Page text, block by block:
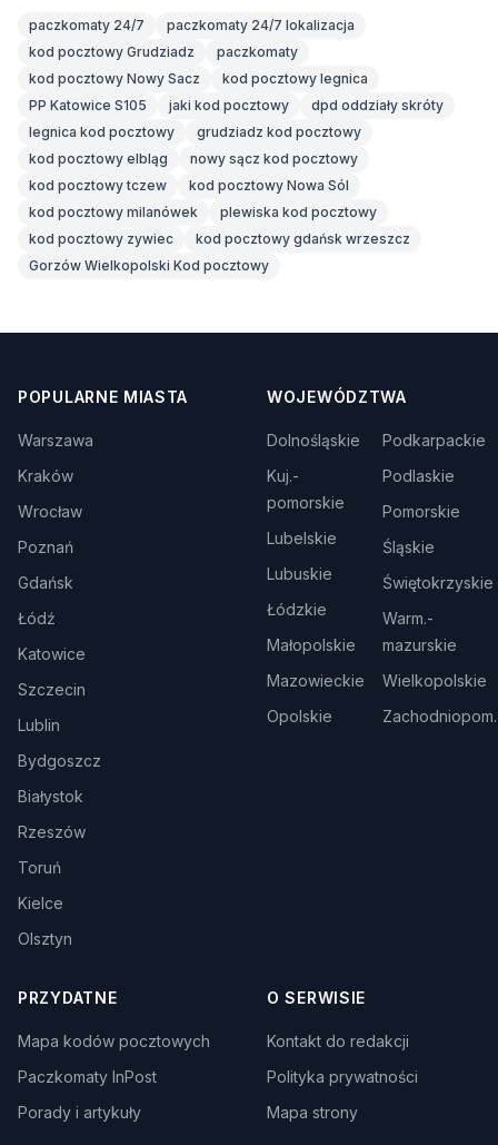
paczkomaty 24/7
paczkomaty 24/7 lokalizacja
kod pocztowy Grudziadz
paczkomaty
kod pocztowy Nowy Sacz
kod pocztowy legnica
PP Katowice S105
jaki kod pocztowy
dpd oddziały skróty
legnica kod pocztowy
grudziadz kod pocztowy
kod pocztowy elbląg
nowy sącz kod pocztowy
kod pocztowy tczew
kod pocztowy Nowa Sól
kod pocztowy milanówek
plewiska kod pocztowy
kod pocztowy zywiec
kod pocztowy gdańsk wrzeszcz
Gorzów Wielkopolski Kod pocztowy
POPULARNE MIASTA
Warszawa
Kraków
Wrocław
Poznań
Gdańsk
Łódź
Katowice
Szczecin
Lublin
Bydgoszcz
Białystok
Rzeszów
Toruń
Kielce
Olsztyn
WOJEWÓDZTWA
Dolnośląskie
Kuj.-
pomorskie
Lubelskie
Lubuskie
Łódzkie
Małopolskie
Mazowieckie
Opolskie
Podkarpackie
Podlaskie
Pomorskie
Śląskie
Świętokrzyskie
Warm.-
mazurskie
Wielkopolskie
Zachodniopom.
PRZYDATNE
Mapa kodów pocztowych
Paczkomaty InPost
Porady i artykuły
O SERWISIE
Kontakt do redakcji
Polityka prywatności
Mapa strony